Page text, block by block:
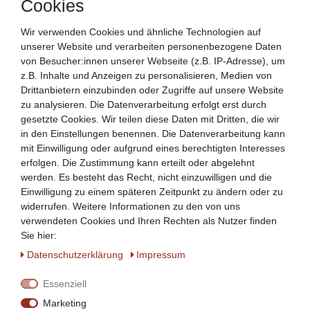
Enterprise Gr. 8 ohne Nabe:
Bohrungsdurchmesser
Lochdurchmesser: von 2 - 16 mm wählbar
z.B. passend für Beeketal Fleischwolf FW300
Cookies
Wir verwenden Cookies und ähnliche Technologien auf
unserer Website und verarbeiten personenbezogene Daten
von Besucher:innen unserer Webseite (z.B. IP-Adresse), um
z.B. Inhalte und Anzeigen zu personalisieren, Medien von
Drittanbietern einzubinden oder Zugriffe auf unsere Website
zu analysieren. Die Datenverarbeitung erfolgt erst durch
gesetzte Cookies. Wir teilen diese Daten mit Dritten, die wir
in den Einstellungen benennen. Die Datenverarbeitung kann
mit Einwilligung oder aufgrund eines berechtigten Interesses
erfolgen. Die Zustimmung kann erteilt oder abgelehnt
werden. Es besteht das Recht, nicht einzuwilligen und die
Einwilligung zu einem späteren Zeitpunkt zu ändern oder zu
widerrufen. Weitere Informationen zu den von uns
verwendeten Cookies und Ihren Rechten als Nutzer finden
Sie hier:
Daten­schutz­erklärung
Impressum
Essenziell
Marketing